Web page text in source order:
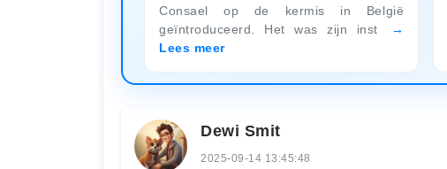
Consael op de kermis in België
geïntroduceerd. Het was zijn inst
Lees meer
Dewi Smit
2025-09-14 13:45:48